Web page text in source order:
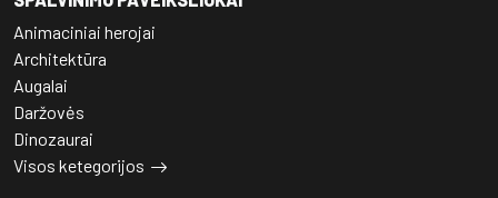
Animaciniai herojai
Architektūra
Augalai
Daržovės
Dinozaurai
Visos ketegorijos